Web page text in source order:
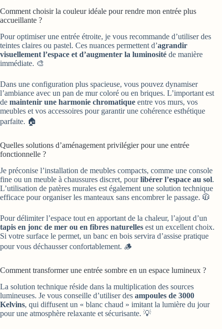
Comment choisir la couleur idéale pour rendre mon entrée plus
accueillante ?
Pour optimiser une entrée étroite, je vous recommande d’utiliser des
teintes claires ou pastel. Ces nuances permettent d’agrandir
visuellement l’espace et d’augmenter la luminosité de manière
immédiate. 🎨
Dans une configuration plus spacieuse, vous pouvez dynamiser
l’ambiance avec un pan de mur coloré ou en briques. L’important est
de maintenir une harmonie chromatique entre vos murs, vos
meubles et vos accessoires pour garantir une cohérence esthétique
parfaite. 🏠
Quelles solutions d’aménagement privilégier pour une entrée
fonctionnelle ?
Je préconise l’installation de meubles compacts, comme une console
fine ou un meuble à chaussures discret, pourlibérer l’espace au sol.
L’utilisation de patères murales est également une solution technique
efficace pour organiser les manteaux sans encombrer le passage. 🧥
Pour délimiter l’espace tout en apportant de la chaleur, l’ajout d’un
tapis en jonc de mer ou en fibres naturelles est un excellent choix.
Si votre surface le permet, un banc en bois servira d’assise pratique
pour vous déchausser confortablement. 🪵
Comment transformer une entrée sombre en un espace lumineux ?
La solution technique réside dans la multiplication des sources
lumineuses. Je vous conseille d’utiliser des ampoules de 3000
Kelvins, qui diffusent un « blanc chaud » imitant la lumière du jour
pour une atmosphère relaxante et sécurisante. 💡